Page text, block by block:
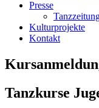
Presse
Kulturprojekte
Kontakt
Tanzkurse